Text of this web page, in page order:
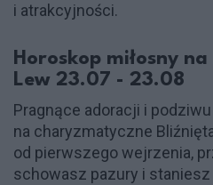
i atrakcyjności.
Horoskop miłosny
Lew 23.07 - 23.08
Pragnące adoracji i
na charyzmatyczne
od pierwszego wejrzenia,
schowasz pazury i staniesz